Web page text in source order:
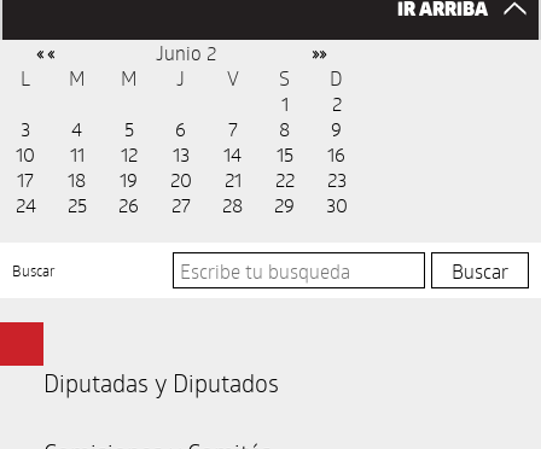
IR ARRIBA
« « Junio 2 »»
L M M J V S
D
1
2
3
4 5 6 7 8
9
10
11 12 13 14 15
16
17
18 19 20 21 22
23
24
25 26 27 28 29 30
Buscar
Diputadas y Diputados